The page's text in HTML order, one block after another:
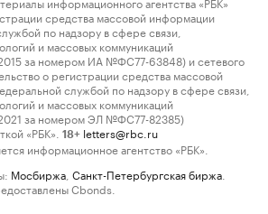
средства массовой информации
по надзору в сфере связи,
и массовых коммуникаций
за номером ИА №ФС77-63848) и сетевого
о регистрации средства массовой
службой по надзору в сфере связи,
и массовых коммуникаций
за номером ЭЛ №ФС77-82385)
«РБК».
18+ letters@rbc.ru
информационное агентство «РБК».
Мосбиржа Санкт-Петербургская биржа
Cbonds.